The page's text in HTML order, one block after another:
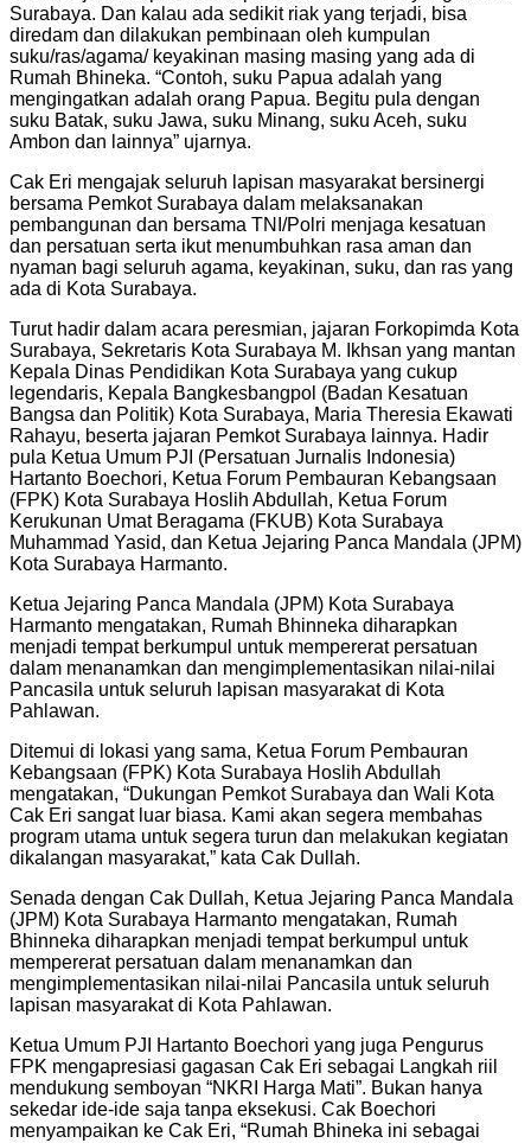
Surabaya. Dan kalau ada sedikit riak yang terjadi, bisa
diredam dan dilakukan pembinaan oleh kumpulan
suku/ras/agama/ keyakinan masing masing yang ada di
Rumah Bhineka. “Contoh, suku Papua adalah yang
mengingatkan adalah orang Papua. Begitu pula dengan
suku Batak, suku Jawa, suku Minang, suku Aceh, suku
Ambon dan lainnya” ujarnya.
Cak Eri mengajak seluruh lapisan masyarakat bersinergi
bersama Pemkot Surabaya dalam melaksanakan
pembangunan dan bersama TNI/Polri menjaga kesatuan
dan persatuan serta ikut menumbuhkan rasa aman dan
nyaman bagi seluruh agama, keyakinan, suku, dan ras yang
ada di Kota Surabaya.
Turut hadir dalam acara peresmian, jajaran Forkopimda Kota
Surabaya, Sekretaris Kota Surabaya M. Ikhsan yang mantan
Kepala Dinas Pendidikan Kota Surabaya yang cukup
legendaris, Kepala Bangkesbangpol (Badan Kesatuan
Bangsa dan Politik) Kota Surabaya, Maria Theresia Ekawati
Rahayu, beserta jajaran Pemkot Surabaya lainnya. Hadir
pula Ketua Umum PJI (Persatuan Jurnalis Indonesia)
Hartanto Boechori, Ketua Forum Pembauran Kebangsaan
(FPK) Kota Surabaya Hoslih Abdullah, Ketua Forum
Kerukunan Umat Beragama (FKUB) Kota Surabaya
Muhammad Yasid, dan Ketua Jejaring Panca Mandala (JPM)
Kota Surabaya Harmanto.
Ketua Jejaring Panca Mandala (JPM) Kota Surabaya
Harmanto mengatakan, Rumah Bhinneka diharapkan
menjadi tempat berkumpul untuk mempererat persatuan
dalam menanamkan dan mengimplementasikan nilai-nilai
Pancasila untuk seluruh lapisan masyarakat di Kota
Pahlawan.
Ditemui di lokasi yang sama, Ketua Forum Pembauran
Kebangsaan (FPK) Kota Surabaya Hoslih Abdullah
mengatakan, “Dukungan Pemkot Surabaya dan Wali Kota
Cak Eri sangat luar biasa. Kami akan segera membahas
program utama untuk segera turun dan melakukan kegiatan
dikalangan masyarakat,” kata Cak Dullah.
Senada dengan Cak Dullah, Ketua Jejaring Panca Mandala
(JPM) Kota Surabaya Harmanto mengatakan, Rumah
Bhinneka diharapkan menjadi tempat berkumpul untuk
mempererat persatuan dalam menanamkan dan
mengimplementasikan nilai-nilai Pancasila untuk seluruh
lapisan masyarakat di Kota Pahlawan.
Ketua Umum PJI Hartanto Boechori yang juga Pengurus
FPK mengapresiasi gagasan Cak Eri sebagai Langkah riil
mendukung semboyan “NKRI Harga Mati”. Bukan hanya
sekedar ide-ide saja tanpa eksekusi. Cak Boechori
menyampaikan ke Cak Eri, “Rumah Bhineka ini sebagai